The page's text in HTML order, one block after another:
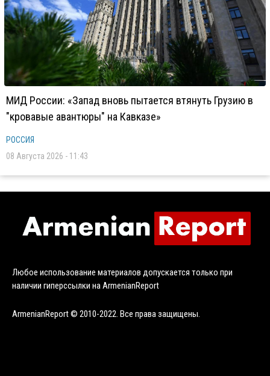
МИД России: «Запад вновь пытается втянуть Грузию в
"кровавые авантюры" на Кавказе»
РОССИЯ
08 Августа 2026 - 11:43
Любое использование материалов допускается только при
наличии гиперссылки на ArmenianReport
ArmenianReport © 2010-2022. Все права защищены.